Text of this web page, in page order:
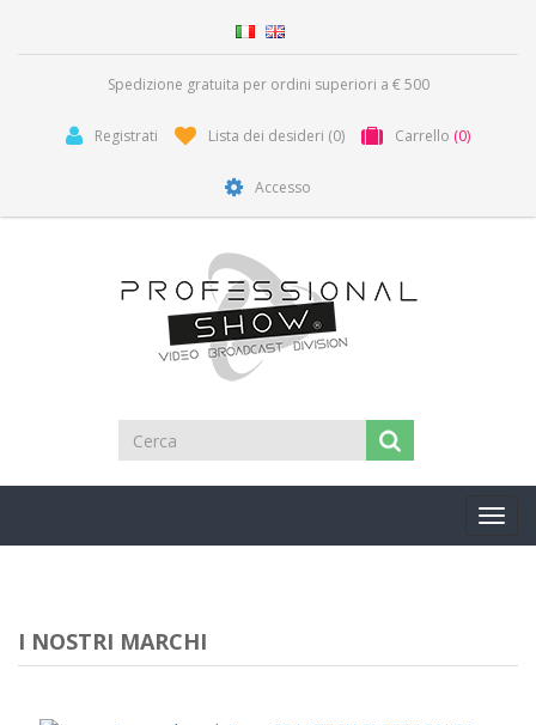
Spedizione gratuita per ordini superiori a € 500
Registrati Lista dei desideri (0) Carrello (0)
Accesso
I NOSTRI MARCHI